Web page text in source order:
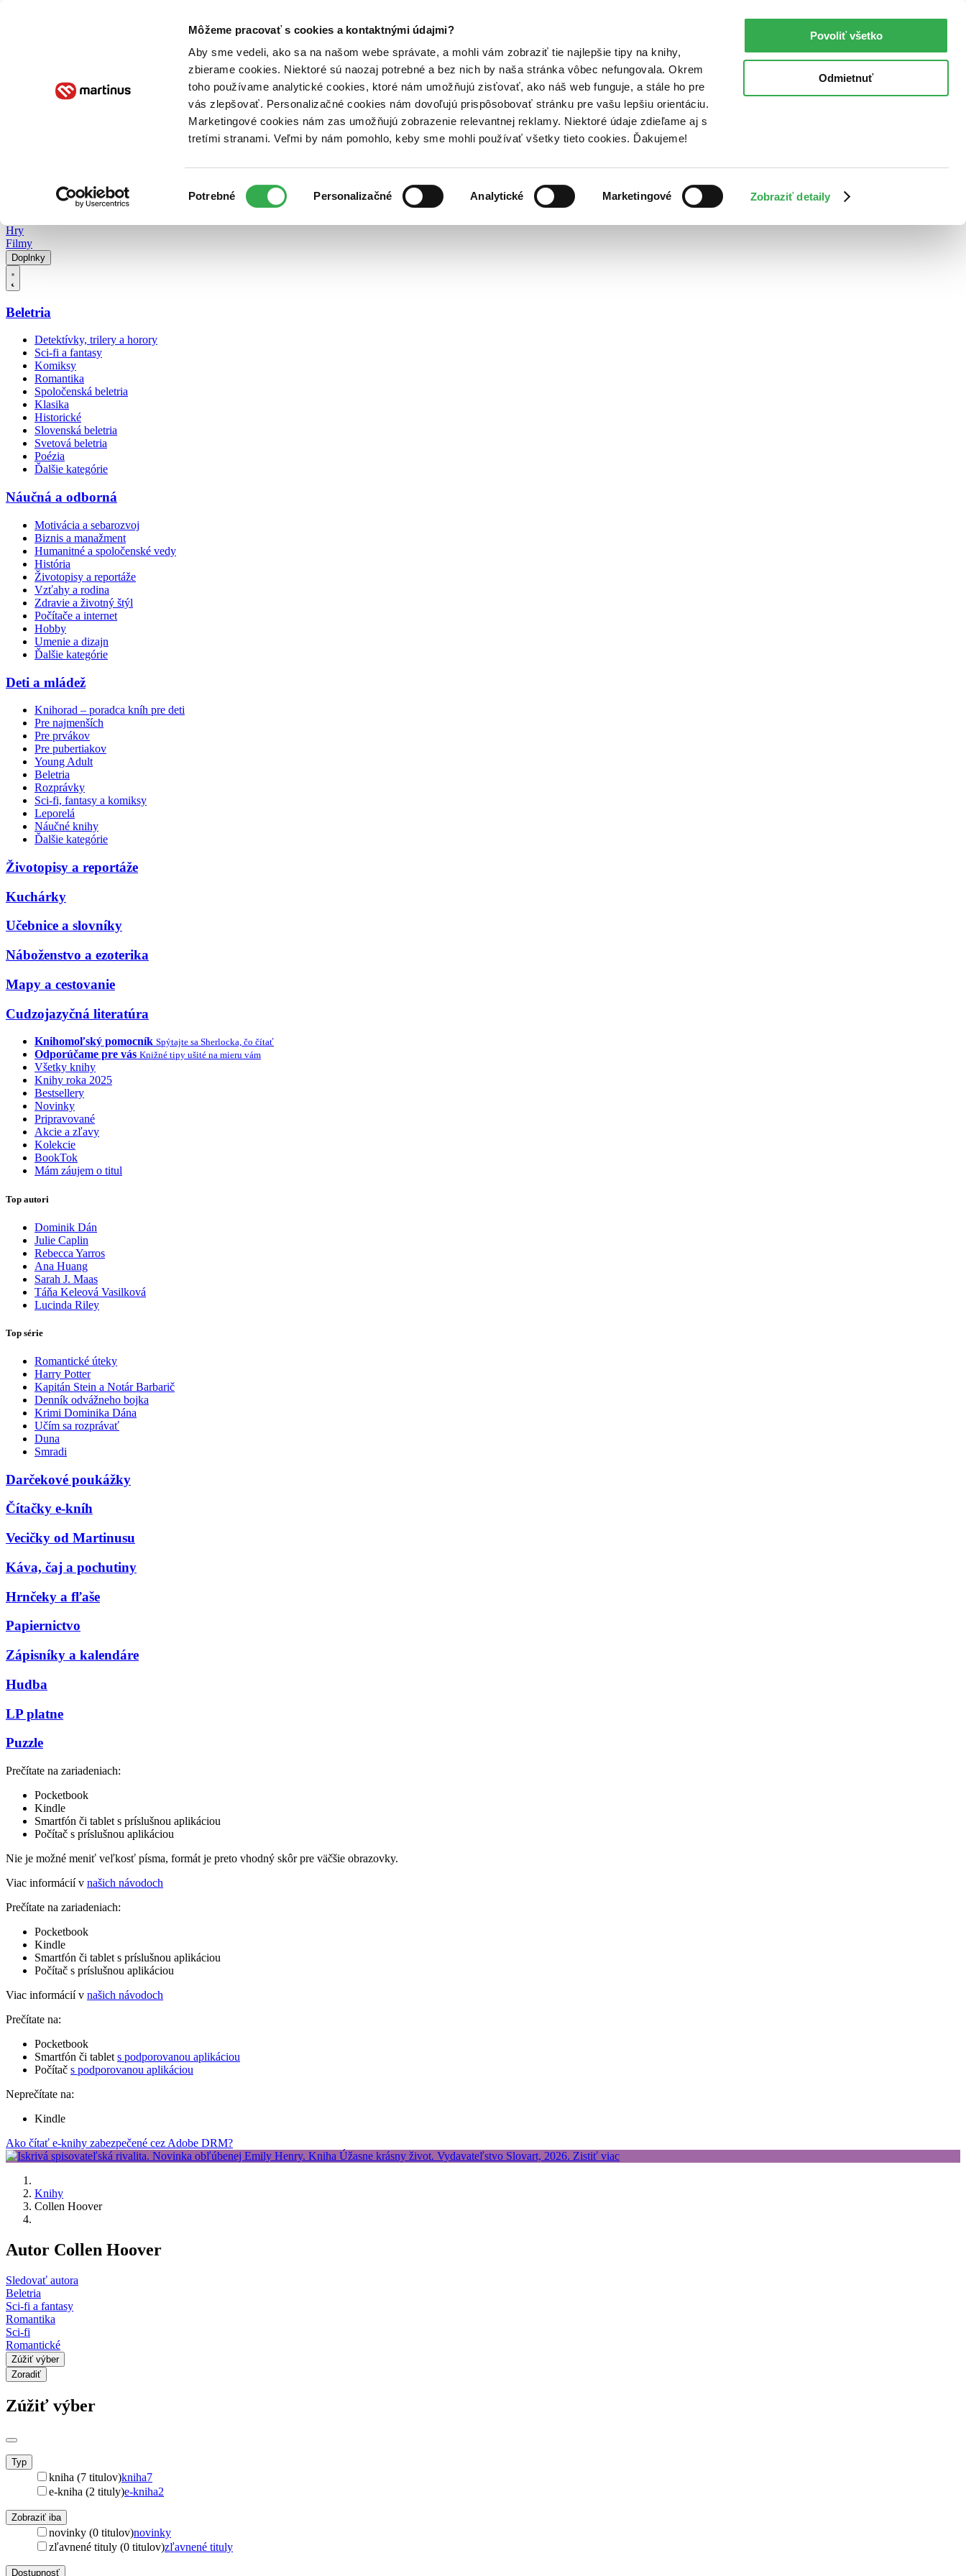
Môžeme pracovať s cookies a kontaktnými údajmi?
Aby sme vedeli, ako sa na našom webe správate, a mohli vám zobraziť tie najlepšie tipy na knihy,
zbierame cookies. Niektoré sú naozaj potrebné a bez nich by naša stránka vôbec nefungovala. Okrem
toho používame analytické cookies, ktoré nám umožňujú zisťovať, ako náš web funguje, a stále ho pre
vás zlepšovať. Personalizačné cookies nám dovoľujú prispôsobovať stránku pre vašu lepšiu orientáciu.
Marketingové cookies nám zas umožňujú zobrazenie relevantnej reklamy. Niektoré údaje zdieľame aj s
tretími stranami. Veľmi by nám pomohlo, keby sme mohli používať všetky tieto cookies. Ďakujeme!
súhlasu
Potrebné Personalizačné Analytické Marketingové Zobraziť detaily
Povoliť všetko
Odmietnuť
Poukážky Kontakt
Hry
Filmy
Doplnky
Beletria
Detektívky, trilery a horory
Sci-fi a fantasy
Komiksy
Romantika
Spoločenská beletria
Klasika
Historické
Slovenská beletria
Svetová beletria
Poézia
Ďalšie kategórie
Náučná a odborná
Motivácia a sebarozvoj
Biznis a manažment
Humanitné a spoločenské vedy
História
Životopisy a reportáže
Vzťahy a rodina
Zdravie a životný štýl
Počítače a internet
Hobby
Umenie a dizajn
Ďalšie kategórie
Deti a mládež
Knihorad – poradca kníh pre deti
Pre najmenších
Pre prvákov
Pre pubertiakov
Young Adult
Beletria
Rozprávky
Sci-fi, fantasy a komiksy
Leporelá
Náučné knihy
Ďalšie kategórie
Životopisy a reportáže
Kuchárky
Učebnice a slovníky
Náboženstvo a ezoterika
Mapy a cestovanie
Cudzojazyčná literatúra
Knihomoľský pomocník Spýtajte sa Sherlocka, čo čítať
Odporúčame pre vás Knižné tipy ušité na mieru vám
Všetky knihy
Knihy roka 2025
Bestsellery
Novinky
Pripravované
Akcie a zľavy
Kolekcie
BookTok
Mám záujem o titul
Top autori
Dominik Dán
Julie Caplin
Rebecca Yarros
Ana Huang
Sarah J. Maas
Táňa Keleová Vasilková
Lucinda Riley
Top série
Romantické úteky
Harry Potter
Kapitán Stein a Notár Barbarič
Denník odvážneho bojka
Krimi Dominika Dána
Učím sa rozprávať
Duna
Smradi
Darčekové poukážky
Čítačky e-kníh
Vecičky od Martinusu
Káva, čaj a pochutiny
Hrnčeky a fľaše
Papiernictvo
Zápisníky a kalendáre
Hudba
LP platne
Puzzle
Prečítate na zariadeniach:
Pocketbook
Kindle
Smartfón či tablet s príslušnou aplikáciou
Počítač s príslušnou aplikáciou
Nie je možné meniť veľkosť písma, formát je preto vhodný skôr pre väčšie obrazovky.
Viac informácií v našich návodoch
Prečítate na zariadeniach:
Pocketbook
Kindle
Smartfón či tablet s príslušnou aplikáciou
Počítač s príslušnou aplikáciou
Viac informácií v našich návodoch
Prečítate na:
Pocketbook
Smartfón či tablet s podporovanou aplikáciou
Počítač s podporovanou aplikáciou
Neprečítate na:
Kindle
Ako čítať e-knihy zabezpečené cez Adobe DRM?
Knihy
Collen Hoover
Autor Collen Hoover
Sledovať autora
Beletria
Sci-fi a fantasy
Romantika
Sci-fi
Romantické
Zúžiť výber
Zoradiť
Zúžiť výber
Typ
kniha (7 titulov)kniha7
e-kniha (2 tituly)e-kniha2
Zobraziť iba
novinky (0 titulov)novinky
zľavnené tituly (0 titulov)zľavnené tituly
Dostupnosť